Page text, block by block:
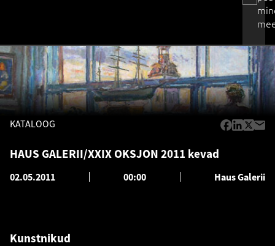
KATALOOG
HAUS GALERII/XXIX OKSJON 2011 kevad
02.05.2011 00:00 Haus Galerii
Kunstnikud